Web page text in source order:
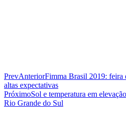
PrevAnteriorFimma Brasil 2019: feira
altas expectativas
PróximoSol e temperatura em
Rio Grande do Sul